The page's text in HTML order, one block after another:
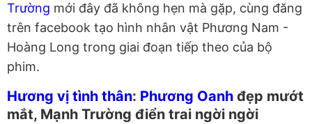
Trường mới đây đã không hẹn mà gặp, cùng đăng
trên facebook tạo hình nhân vật Phương Nam -
Hoàng Long trong giai đoạn tiếp theo của bộ
phim.
Hương vị tình thân: Phương Oanh đẹp mướt
mắt, Mạnh Trường điển trai ngời ngời